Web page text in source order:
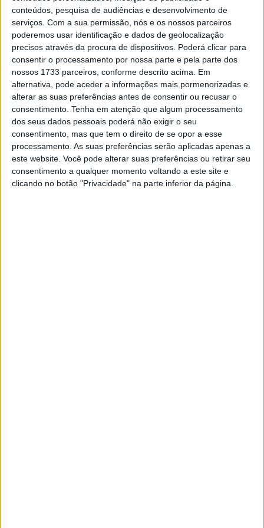
conteúdos, pesquisa de audiências e desenvolvimento de
serviços. Com a sua permissão, nós e os nossos parceiros
poderemos usar identificação e dados de geolocalização
precisos através da procura de dispositivos. Poderá clicar para
consentir o processamento por nossa parte e pela parte dos
nossos 1733 parceiros, conforme descrito acima. Em
alternativa, pode aceder a informações mais pormenorizadas e
alterar as suas preferências antes de consentir ou recusar o
consentimento. Tenha em atenção que algum processamento
dos seus dados pessoais poderá não exigir o seu
consentimento, mas que tem o direito de se opor a esse
processamento. As suas preferências serão aplicadas apenas a
este website. Você pode alterar suas preferências ou retirar seu
consentimento a qualquer momento voltando a este site e
clicando no botão "Privacidade" na parte inferior da página.
Na 4.ª posição terminou a revelação da corrida,Zach
Pichon. O campeão do mundo Junior de 2022estreou-se
agora na classe E1 e logo com um triunfo! A fechar o Top
5 à geral ficou Hamish MacDonald, companheiro de
equipa do francês.
Os pilotos da Sherco relegaramJosep Garcia para o 6.º
posto, ele que era um dos grandes favoritos à partida
mas que nem sequer a sua classe conseguiu vencer.
Portugal representado por 4